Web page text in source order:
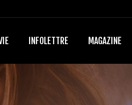
INFOLETTRE MAGAZINE